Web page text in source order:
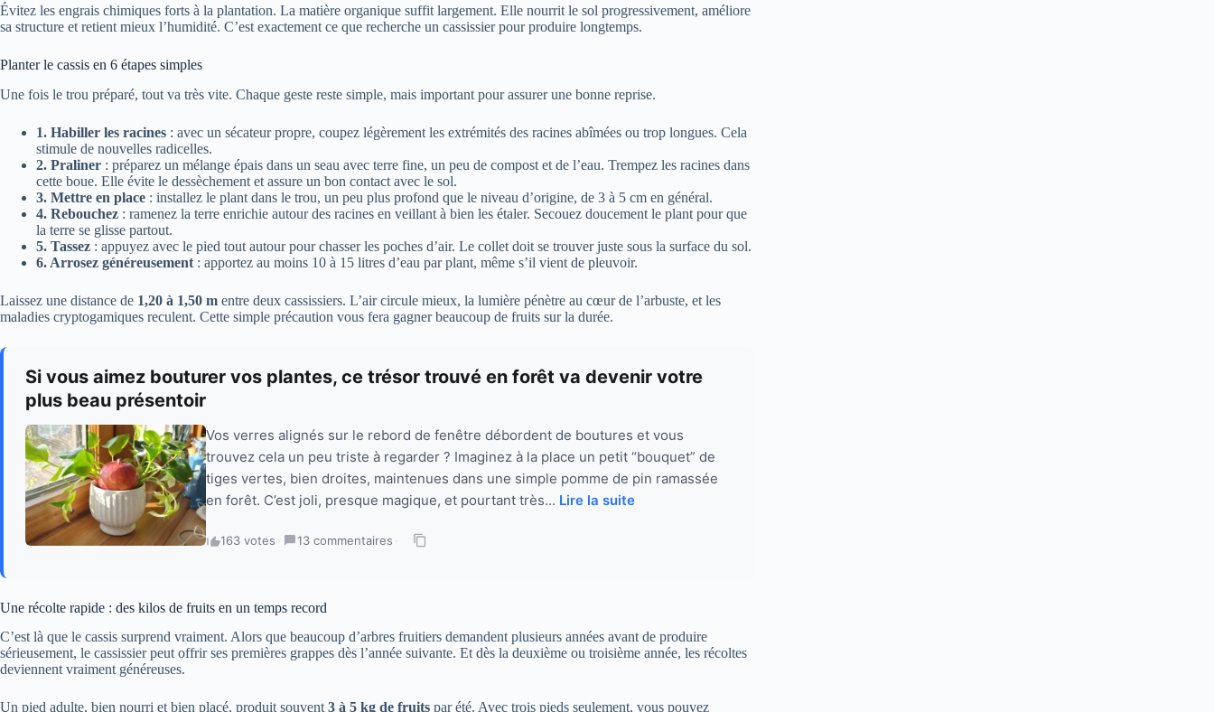
Évitez les engrais chimiques forts à la plantation. La matière organique suffit largement. Elle nourrit le sol progressivement, améliore
sa structure et retient mieux l’humidité. C’est exactement ce que recherche un cassissier pour produire longtemps.
Planter le cassis en 6 étapes simples
Une fois le trou préparé, tout va très vite. Chaque geste reste simple, mais important pour assurer une bonne reprise.
1. Habiller les racines : avec un sécateur propre, coupez légèrement les extrémités des racines abîmées ou trop longues. Cela
stimule de nouvelles radicelles.
2. Praliner : préparez un mélange épais dans un seau avec terre fine, un peu de compost et de l’eau. Trempez les racines dans
cette boue. Elle évite le dessèchement et assure un bon contact avec le sol.
3. Mettre en place : installez le plant dans le trou, un peu plus profond que le niveau d’origine, de 3 à 5 cm en général.
4. Rebouchez : ramenez la terre enrichie autour des racines en veillant à bien les étaler. Secouez doucement le plant pour que
la terre se glisse partout.
5. Tassez : appuyez avec le pied tout autour pour chasser les poches d’air. Le collet doit se trouver juste sous la surface du sol.
6. Arrosez généreusement : apportez au moins 10 à 15 litres d’eau par plant, même s’il vient de pleuvoir.
Laissez une distance de 1,20 à 1,50 m entre deux cassissiers. L’air circule mieux, la lumière pénètre au cœur de l’arbuste, et les
maladies cryptogamiques reculent. Cette simple précaution vous fera gagner beaucoup de fruits sur la durée.
Si vous aimez bouturer vos plantes, ce trésor trouvé en forêt va devenir votre
plus beau présentoir
Vos verres alignés sur le rebord de fenêtre débordent de boutures et vous
trouvez cela un peu triste à regarder ? Imaginez à la place un petit “bouquet” de
tiges vertes, bien droites, maintenues dans une simple pomme de pin ramassée
en forêt. C’est joli, presque magique, et pourtant très... Lire la suite
163 votes · 13 commentaires ·
Une récolte rapide : des kilos de fruits en un temps record
C’est là que le cassis surprend vraiment. Alors que beaucoup d’arbres fruitiers demandent plusieurs années avant de produire
sérieusement, le cassissier peut offrir ses premières grappes dès l’année suivante. Et dès la deuxième ou troisième année, les récoltes
deviennent vraiment généreuses.
Un pied adulte, bien nourri et bien placé, produit souvent3 à 5 kg de fruits par été. Avec trois pieds seulement, vous pouvez